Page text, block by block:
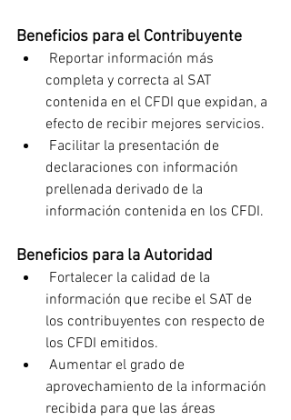
Beneficios para el Contribuyente
completa y correcta al SAT
contenida en el CFDI que expidan, a
efecto de recibir mejores servicios.
declaraciones con información
prellenada derivado de la
información contenida en los CFDI.
Beneficios para la Autoridad
información que recibe el SAT de
los contribuyentes con respecto de
los CFDI emitidos.
aprovechamiento de la información
recibida para que las áreas